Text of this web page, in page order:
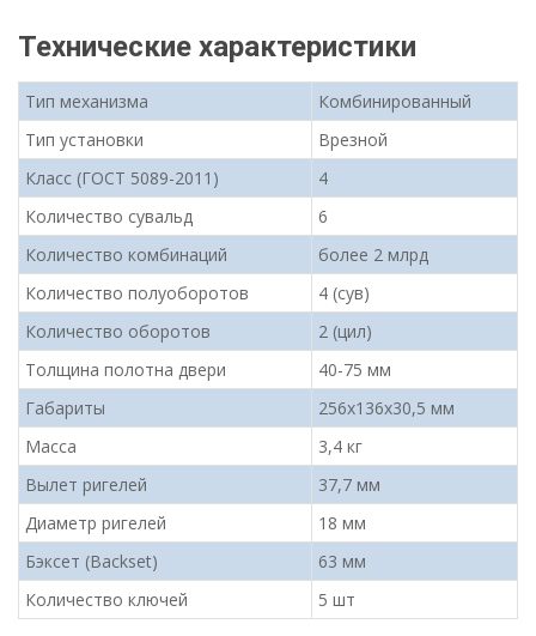
Технические характеристики
Тип механизма
Комбинированный
Тип установки
Врезной
Класс (ГОСТ 5089-2011)
4
Количество сувальд
6
Количество комбинаций
более 2 млрд
Количество полуоборотов
4 (сув)
Количество оборотов
2 (цил)
Толщина полотна двери
40-75 мм
Габариты
256x136x30,5 мм
Масса
3,4 кг
Вылет ригелей
37,7 мм
Диаметр ригелей
18 мм
Бэксет (Backset)
63 мм
Количество ключей
5 шт